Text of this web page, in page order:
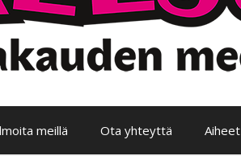
meillä Ota yhteyttä Aiheet